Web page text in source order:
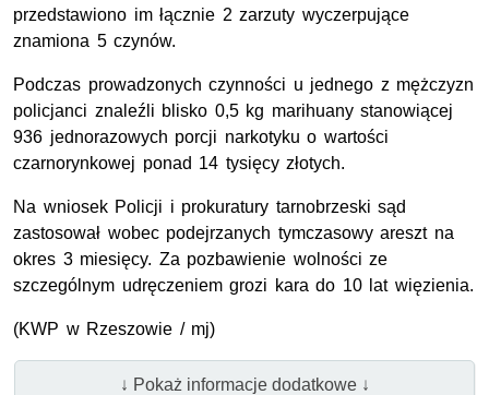
przedstawiono im łącznie 2 zarzuty wyczerpujące
znamiona 5 czynów.
Podczas prowadzonych czynności u jednego z mężczyzn
policjanci znaleźli blisko 0,5 kg marihuany stanowiącej
936 jednorazowych porcji narkotyku o wartości
czarnorynkowej ponad 14 tysięcy złotych.
Na wniosek Policji i prokuratury tarnobrzeski sąd
zastosował wobec podejrzanych tymczasowy areszt na
okres 3 miesięcy. Za pozbawienie wolności ze
szczególnym udręczeniem grozi kara do 10 lat więzienia.
(KWP w Rzeszowie / mj)
↓ Pokaż informacje dodatkowe ↓